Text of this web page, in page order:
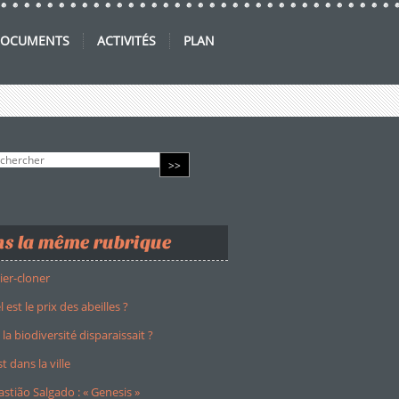
ACTIVITÉS PLAN
la même rubrique
cloner
est le prix des abeilles ?
la biodiversité disparaissait ?
dans la ville
Salgado : « Genesis »